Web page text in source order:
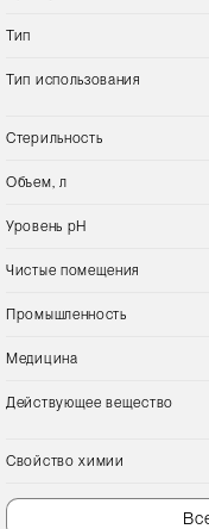
Тип
Тип использования
Стерильность
Объем, л
Уровень pH
Чистые помещения
Промышленность
Медицина
Действующее вещество
Свойство химии